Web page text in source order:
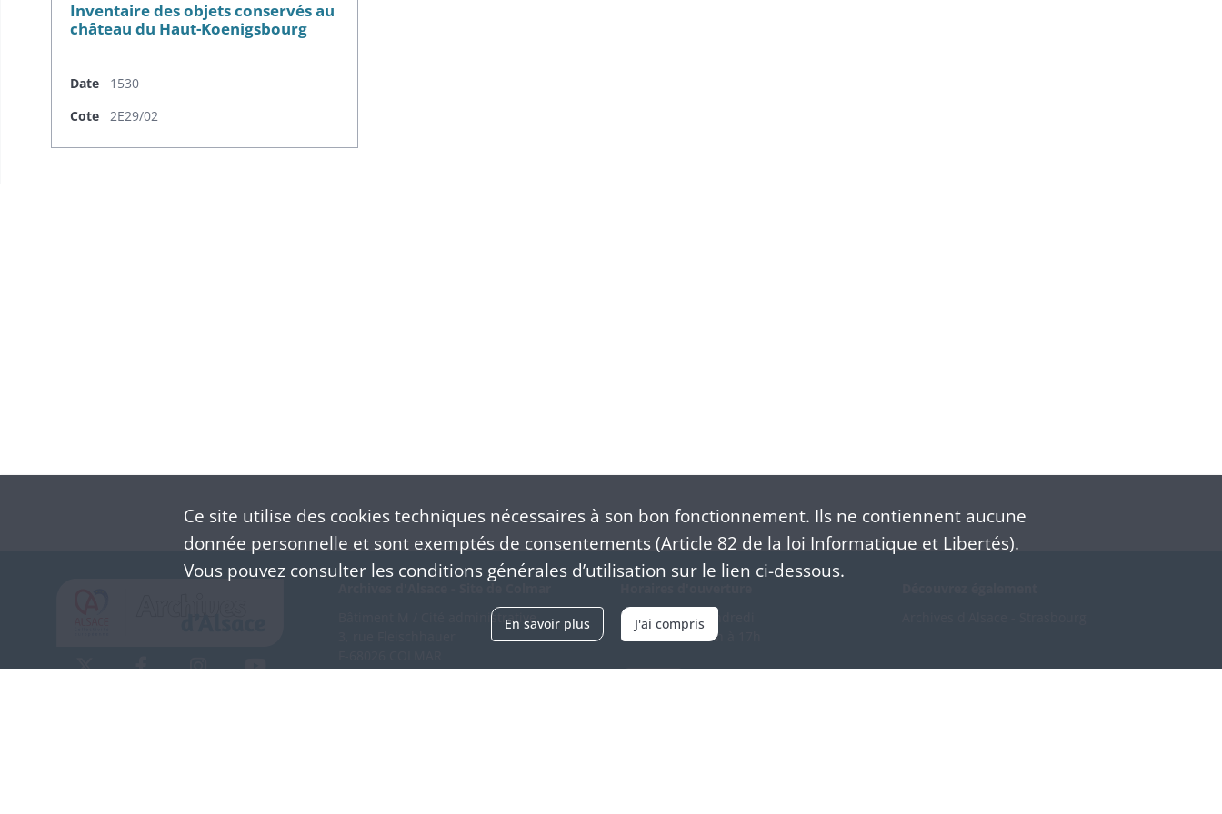
Inventaire des objets conservés au
château du Haut-Koenigsbourg
Date
1530
Cote
2E29/02
Bâtiment M / Cité administrative
(+33) 3 89 21 97 00
Du mardi au vendredi
en continu de 9h à 17h
Ce site utilise des cookiestechniques nécessaires à son bon fonctionnement. Ils ne contiennent aucune
donnée personnelle et sont exemptés de consentements (Article 82 de la loi Informatique et Libertés).
Vous pouvez consulter les conditions générales d’utilisation sur le lien ci-dessous.
En savoir plus J'ai compris